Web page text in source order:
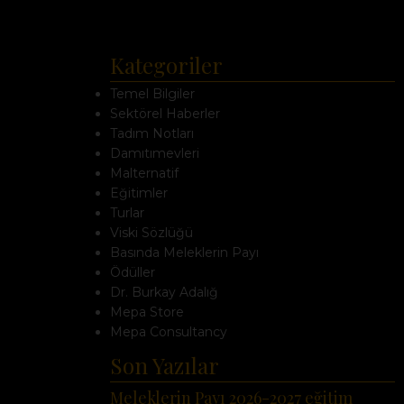
Kategoriler
Temel Bilgiler
Sektörel Haberler
Tadım Notları
Damıtımevleri
Malternatif
Eğitimler
Turlar
Viski Sözlüğü
Basında Meleklerin Payı
Ödüller
Dr. Burkay Adalığ
Mepa Store
Mepa Consultancy
Son Yazılar
Meleklerin Payı 2026-2027 eğitim